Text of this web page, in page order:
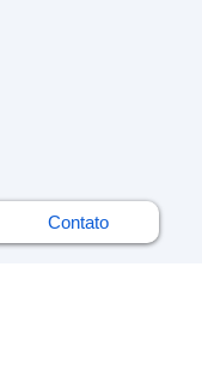
Contato